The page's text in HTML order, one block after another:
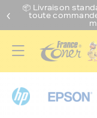
📦 Livraison
toute